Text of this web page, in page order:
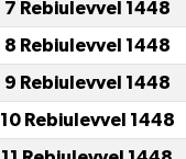
7 Rebiulevvel 1448
8 Rebiulevvel 1448
9 Rebiulevvel 1448
10 Rebiulevvel 1448